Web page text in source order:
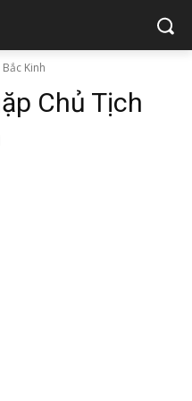
Kinh
Chủ Tịch